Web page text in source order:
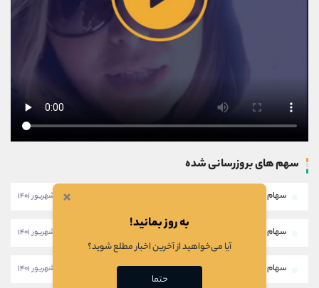
سهم های بروزرسانی شده
سهام خبهمن
سهام خکار
سهام شرانل
×
به روز بمانید!
آیا می‌خواهید از آخرین اخبار مطلع شوید؟
حتما